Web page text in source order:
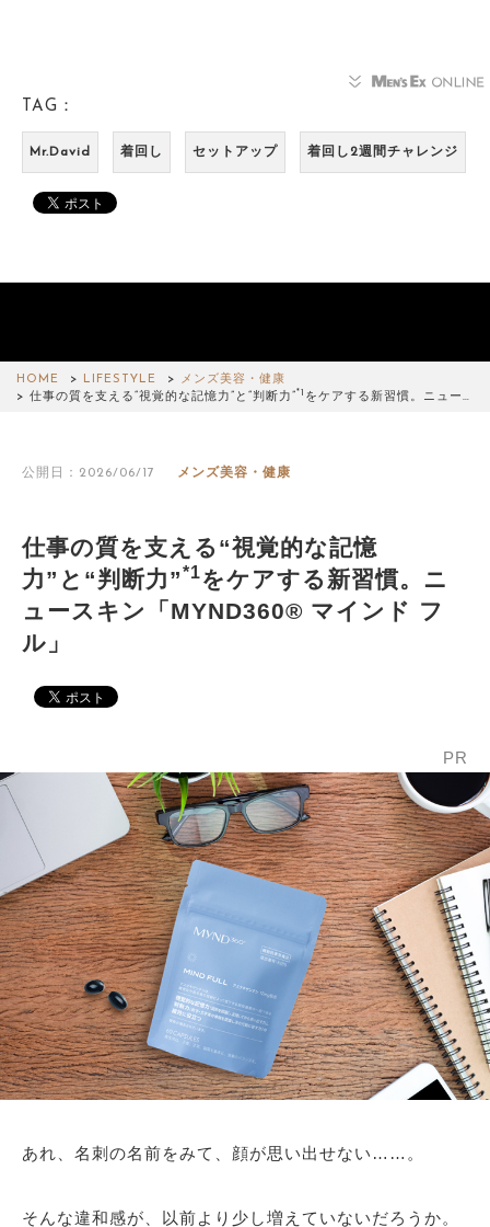
TAG：
Mr.David 着回し セットアップ 着回し2週間チャレンジ
HOME LIFESTYLE
メンズ美容・健康
仕事の質を支える“視覚的な記憶力”と“判断力”*1 をケアする新習慣。ニュー…
公開日：2026/06/17 メンズ美容・健康
仕事の質を支える“視覚的な記憶
力”と“判断力”*1をケアする新習慣。ニ
ュースキン「MYND360® マインド フ
ル」
PR
あれ、名刺の名前をみて、顔が思い出せない……。
そんな違和感が、以前より少し増えていないだろうか。